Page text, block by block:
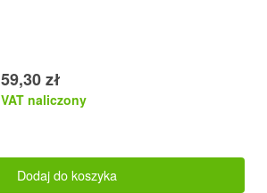
59,30 zł
VAT naliczony
Dodaj do koszyka